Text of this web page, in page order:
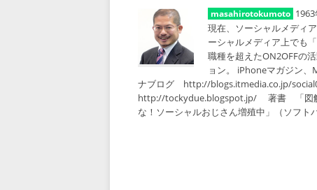
masahirotokumoto
現在、ソーシャルメディ
ーシャルメディア上でも
職種を超えたON2OFFの
ョン。 iPhoneマガジン
ナブログ http://blogs.itmedia.co.jp/
http://tockydue.blogspot.jp/ 著書 「図解
な！ソーシャルおじさん増殖中」（ソフト